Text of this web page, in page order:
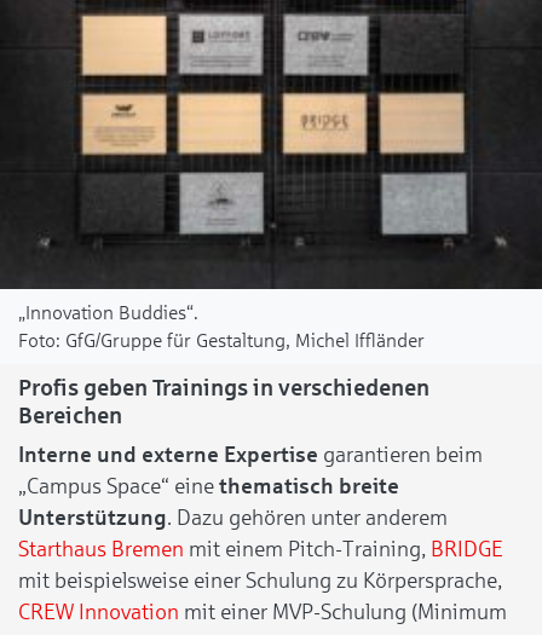
„Innovation Buddies“.
GfG/Gruppe für Gestaltung, Michel Iffländer
Profis geben Trainings in verschiedenen
Bereichen
Interne und externe Expertise garantieren beim
„Campus Space“ eine thematisch breite
Unterstützung. Dazu gehören unter anderem
Starthaus Bremen mit einem Pitch-Training, BRIDGE
mit beispielsweise einer Schulung zu Körpersprache,
CREW Innovation mit einer MVP-Schulung (Minimum